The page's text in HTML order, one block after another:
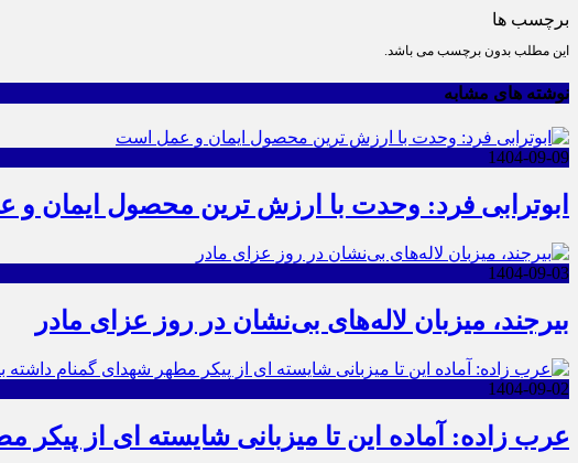
برچسب ها
این مطلب بدون برچسب می باشد.
نوشته های مشابه
1404-09-09
ابوترابی فرد: وحدت با ارزش ترین محصول ایمان
1404-09-03
بیرجند، میزبان لاله‌های بی‌نشان در روز عزای مادر
1404-09-02
عرب زاده: آماده این تا میزبانی شایسته ای از پیکر